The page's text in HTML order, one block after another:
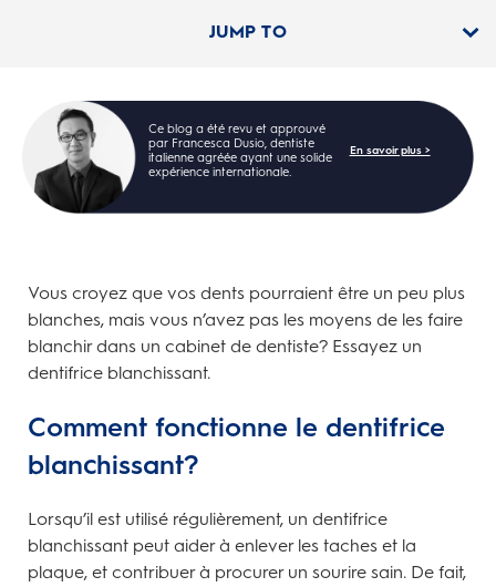
JUMP TO
Ce blog a été revu et approuvé
par Francesca Dusio, dentiste
italienne agréée ayant une solide
expérience internationale.
En savoir plus >
Vous croyez que vos dents pourraient être un peu plus
blanches, mais vous n’avez pas les moyens de les faire
blanchir dans un cabinet de dentiste? Essayez un
dentifrice blanchissant.
Comment fonctionne le dentifrice
blanchissant?
Lorsqu’il est utilisé régulièrement, un dentifrice
blanchissant peut aider à enlever les taches et la
plaque, et contribuer à procurer un sourire sain. De fait,